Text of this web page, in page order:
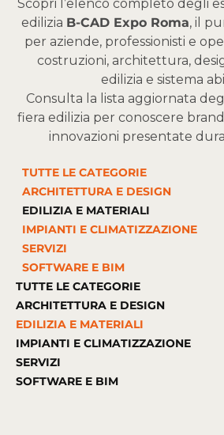
Scopri l’elenco completo degli
edilizia B-CAD Expo Roma, il
per aziende, professionisti e
costruzioni, architettura,
edilizia e sistema
Consulta la lista aggiornata
fiera edilizia per conoscere
innovazioni presentate
TUTTE LE CATEGORIE
ARCHITETTURA E DESIGN
EDILIZIA E MATERIALI
IMPIANTI E CLIMATIZZAZIONE
SERVIZI
SOFTWARE E BIM
TUTTE LE CATEGORIE
ARCHITETTURA E DESIGN
EDILIZIA E MATERIALI
IMPIANTI E CLIMATIZZAZIONE
SERVIZI
SOFTWARE E BIM